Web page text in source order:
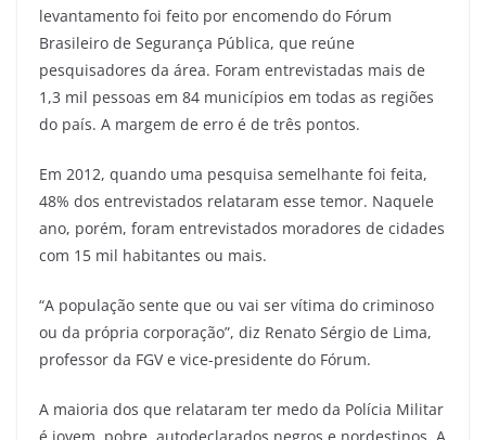
levantamento foi feito por encomendo do Fórum
Brasileiro de Segurança Pública, que reúne
pesquisadores da área. Foram entrevistadas mais de
1,3 mil pessoas em 84 municípios em todas as regiões
do país. A margem de erro é de três pontos.
Em 2012, quando uma pesquisa semelhante foi feita,
48% dos entrevistados relataram esse temor. Naquele
ano, porém, foram entrevistados moradores de cidades
com 15 mil habitantes ou mais.
“A população sente que ou vai ser vítima do criminoso
ou da própria corporação”, diz Renato Sérgio de Lima,
professor da FGV e vice-presidente do Fórum.
A maioria dos que relataram ter medo da Polícia Militar